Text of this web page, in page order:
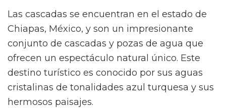
Las cascadas se encuentran en el estado de
Chiapas, México, y son un impresionante
conjunto de cascadas y pozas de agua que
ofrecen un espectáculo natural único. Este
destino turístico es conocido por sus aguas
cristalinas de tonalidades azul turquesa y sus
hermosos paisajes.